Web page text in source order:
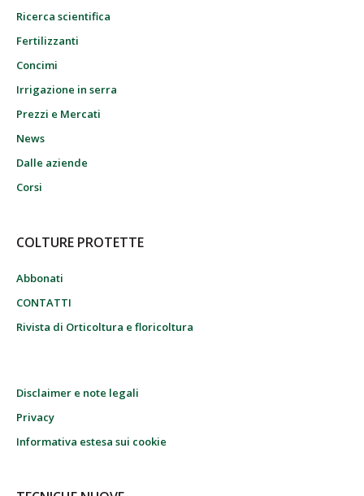
Ricerca scientifica
Fertilizzanti
Concimi
Irrigazione in serra
Prezzi e Mercati
News
Dalle aziende
Corsi
COLTURE PROTETTE
Abbonati
CONTATTI
Rivista di Orticoltura e floricoltura
Disclaimer e note legali
Privacy
Informativa estesa sui cookie